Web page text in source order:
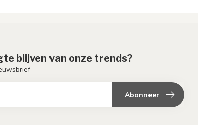
blijven van onze trends?
Abonneer